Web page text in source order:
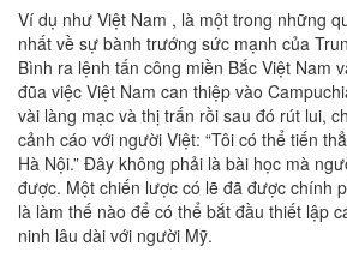
Ví dụ như Việt Nam , là một trong những
nhất về sự bành trướng sức mạnh của
Bình ra lệnh tấn công miền Bắc Việt Nam
đũa việc Việt Nam can thiệp vào
vài làng mạc và thị trấn rồi sau đó rút lui,
cảnh cáo với người Việt: “Tôi có thể tiến
Hà Nội.” Đây không phải là bài học mà
được. Một chiến lược có lẽ đã được chính
là làm thế nào để có thể bắt đầu thiết lập
ninh lâu dài với người Mỹ.